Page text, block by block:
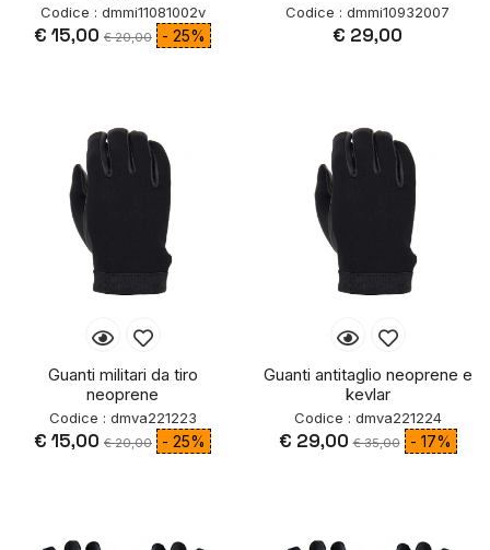
Codice : dmmi11081002v
€ 15,00 € 20,00 - 25%
Codice : dmmi10932007
€ 29,00
Guanti militari da tiro
neoprene
Codice : dmva221223
€ 15,00 € 20,00 - 25%
Guanti antitaglio neoprene e
kevlar
Codice : dmva221224
€ 29,00 € 35,00 - 17%